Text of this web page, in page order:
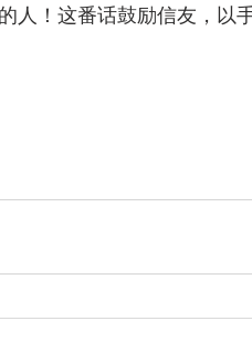
人！这番话鼓励信友，以